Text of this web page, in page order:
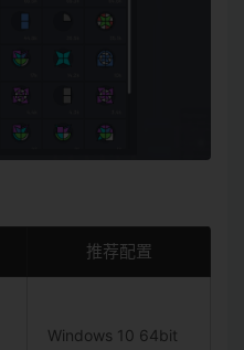
推荐配置
Windows 10 64bit